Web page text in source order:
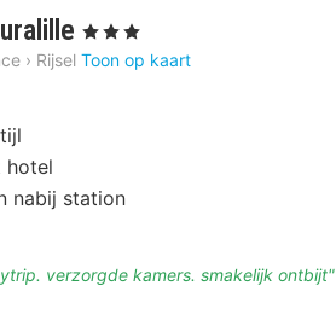
1
nacht
, 3 Sterren
› Rijsel Toon op kaart
hotel
nabij station
verzorgde kamers. smakelijk ontbijt"